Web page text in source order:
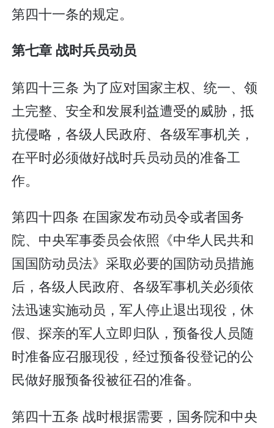
第四十一条的规定。
第七章 战时兵员动员
第四十三条 为了应对国家主权、统一、领
土完整、安全和发展利益遭受的威胁，抵
抗侵略，各级人民政府、各级军事机关，
在平时必须做好战时兵员动员的准备工
作。
第四十四条 在国家发布动员令或者国务
院、中央军事委员会依照《中华人民共和
国国防动员法》采取必要的国防动员措施
后，各级人民政府、各级军事机关必须依
法迅速实施动员，军人停止退出现役，休
假、探亲的军人立即归队，预备役人员随
时准备应召服现役，经过预备役登记的公
民做好服预备役被征召的准备。
第四十五条 战时根据需要，国务院和中央